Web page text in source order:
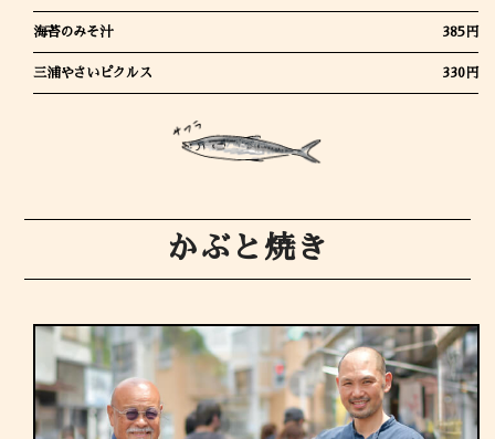
海苔のみそ汁 385円
三浦やさいピクルス 330円
かぶと焼き